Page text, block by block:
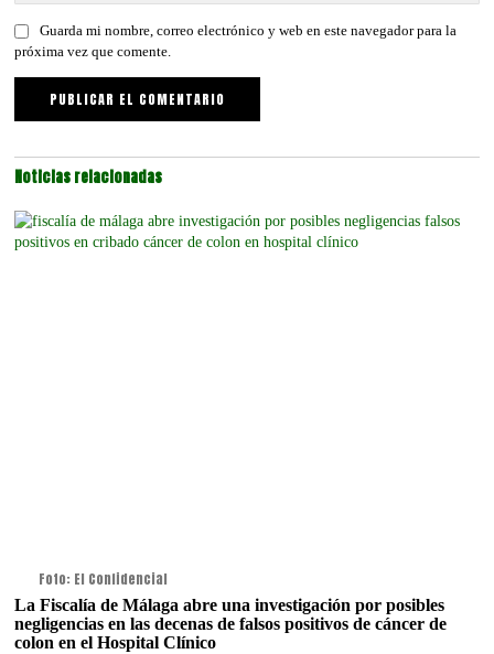
Guarda mi nombre, correo electrónico y web en este navegador para la
próxima vez que comente.
Noticias relacionadas
Foto: El Confidencial
La Fiscalía de Málaga abre una investigación por posibles
negligencias en las decenas de falsos positivos de cáncer de
colon en el Hospital Clínico